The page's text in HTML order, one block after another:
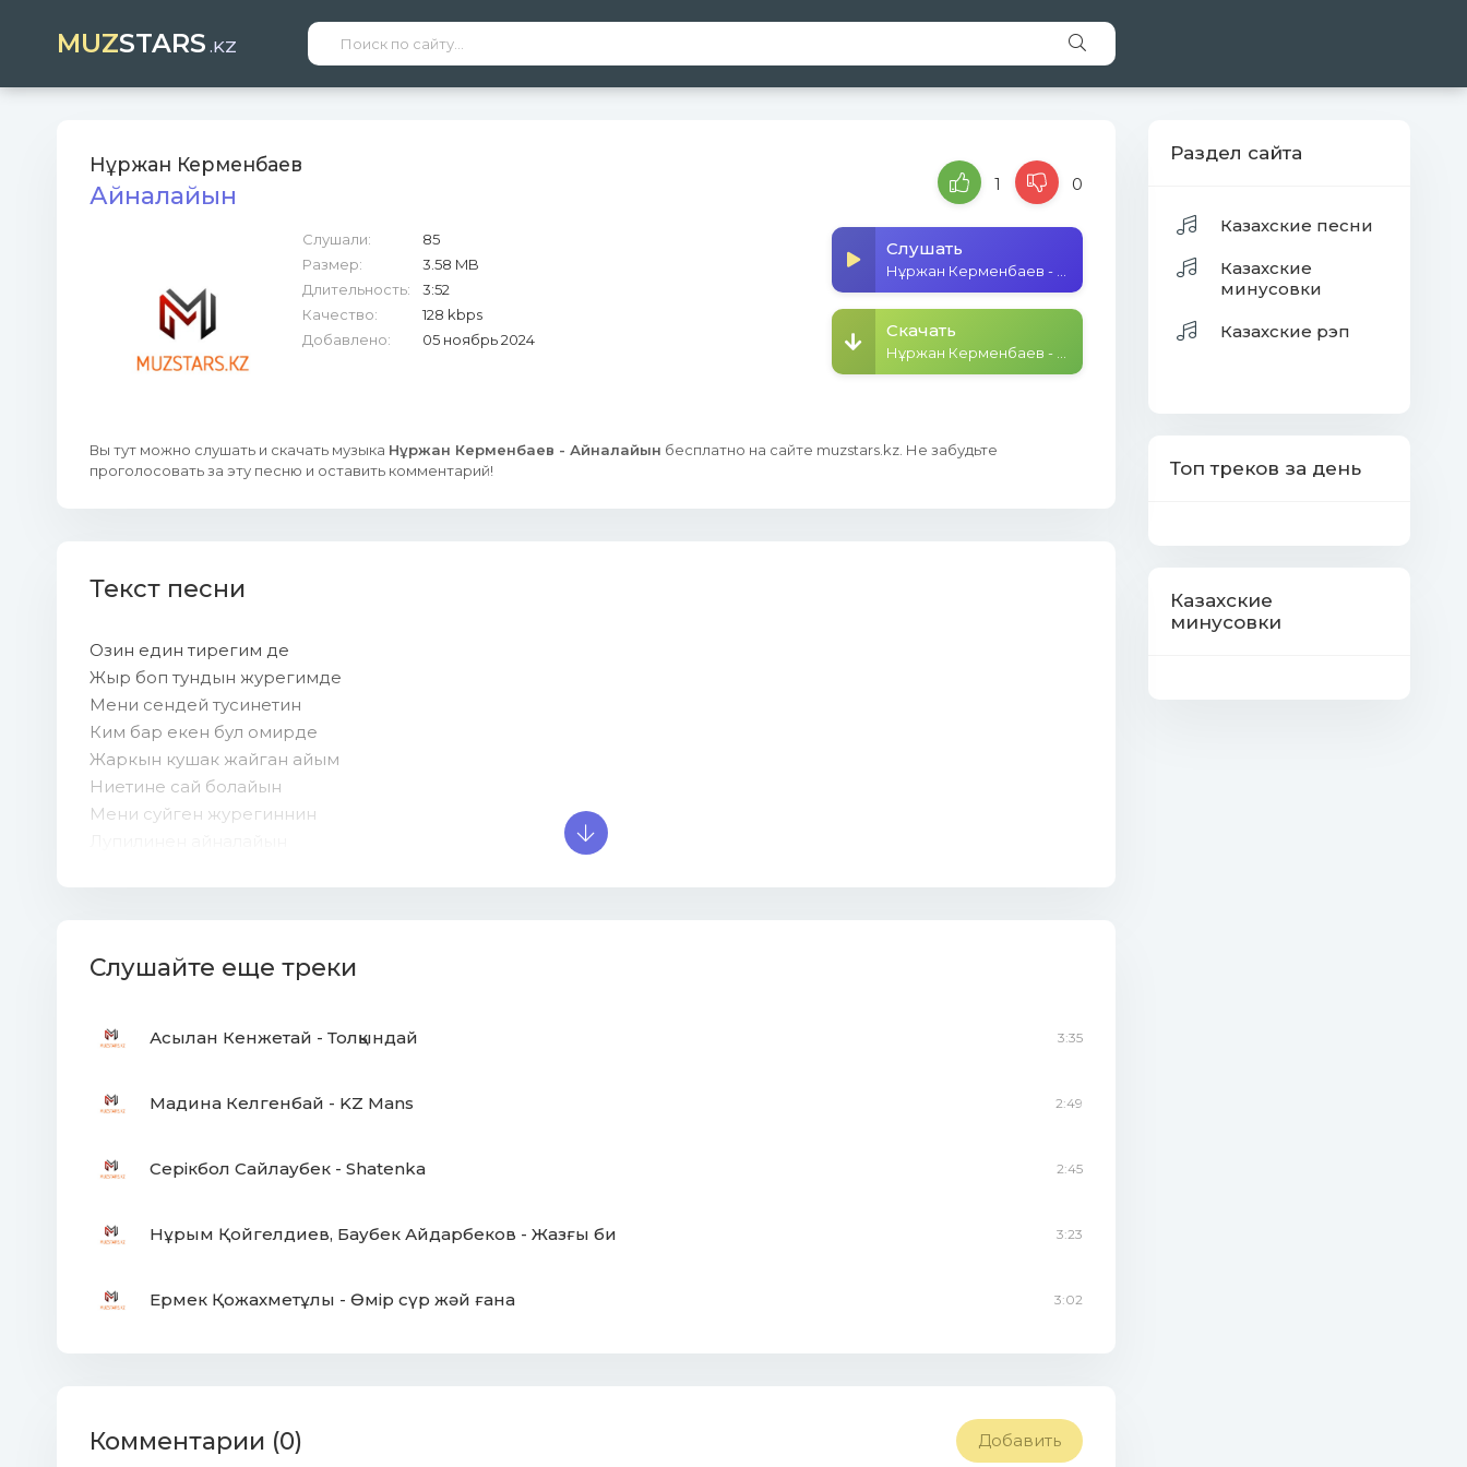
MUZSTARS .KZ
Нұржан Керменбаев
Айналайын 1 0
Слушали:
85
Размер:
3.58 MB
Длительность:
3:52
Качество:
128 kbps
Добавлено:
05 ноябрь 2024
Слушать
Скачать
Вы тут можно слушать и скачать музыка Нұржан Керменбаев - Айналайын бесплатно на сайте muzstars.kz. Не забудьте
проголосовать за эту песню и оставить комментарий!
Текст песни
Озин един тирегим де
Жыр боп тундын журегимде
Мени сендей тусинетин
Ким бар екен бул омирде
Жаркын кушак жайган айым
Ниетине сай болайын
Мени суйген журегиннин
Келеди арман алга суйреп
Менин кемем орге жузсе
Ниетине сай болайын
Лупилинен айналайын
Лупилинен айналайын
Слушайте еще треки
Асылан Кенжетай - Толқындай 3:35
Мадина Келгенбай - KZ Mans 2:49
Серікбол Сайлаубек - Shatenka 2:45
Нұрым Қойгелдиев, Баубек Айдарбеков - Жазғы би 3:23
Ермек Қожахметұлы - Өмір сүр жәй ғана 3:02
Комментарии (0) Добавить
Раздел сайта
Казахские песни
Казахские
минусовки
Казахские рэп
Топ треков за день
Казахские
минусовки